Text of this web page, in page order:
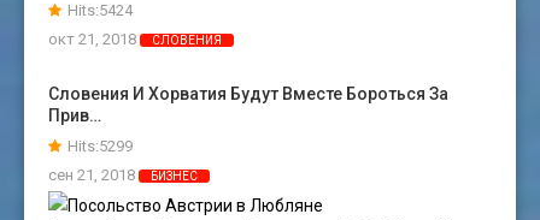
Hits:5424
окт 21, 2018
СЛОВЕНИЯ
Словения И Хорватия Будут Вместе Бороться За
Прив…
Hits:5299
сен 21, 2018
БИЗНЕС